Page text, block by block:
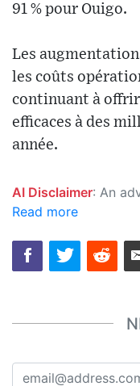
91 % pour Ouigo.
Les
les coûts
continuant à
efficaces à des
année.
AI Disclaimer: An advanced artificial intelligence (AI) system generated the content of this page on its own. This innovative
Read more